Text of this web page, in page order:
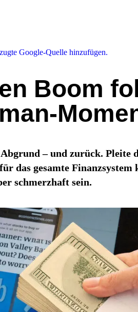
Google-Quelle hinzufügen.
Boom
– und zurück.
das gesamte
schmerzhaft sein.